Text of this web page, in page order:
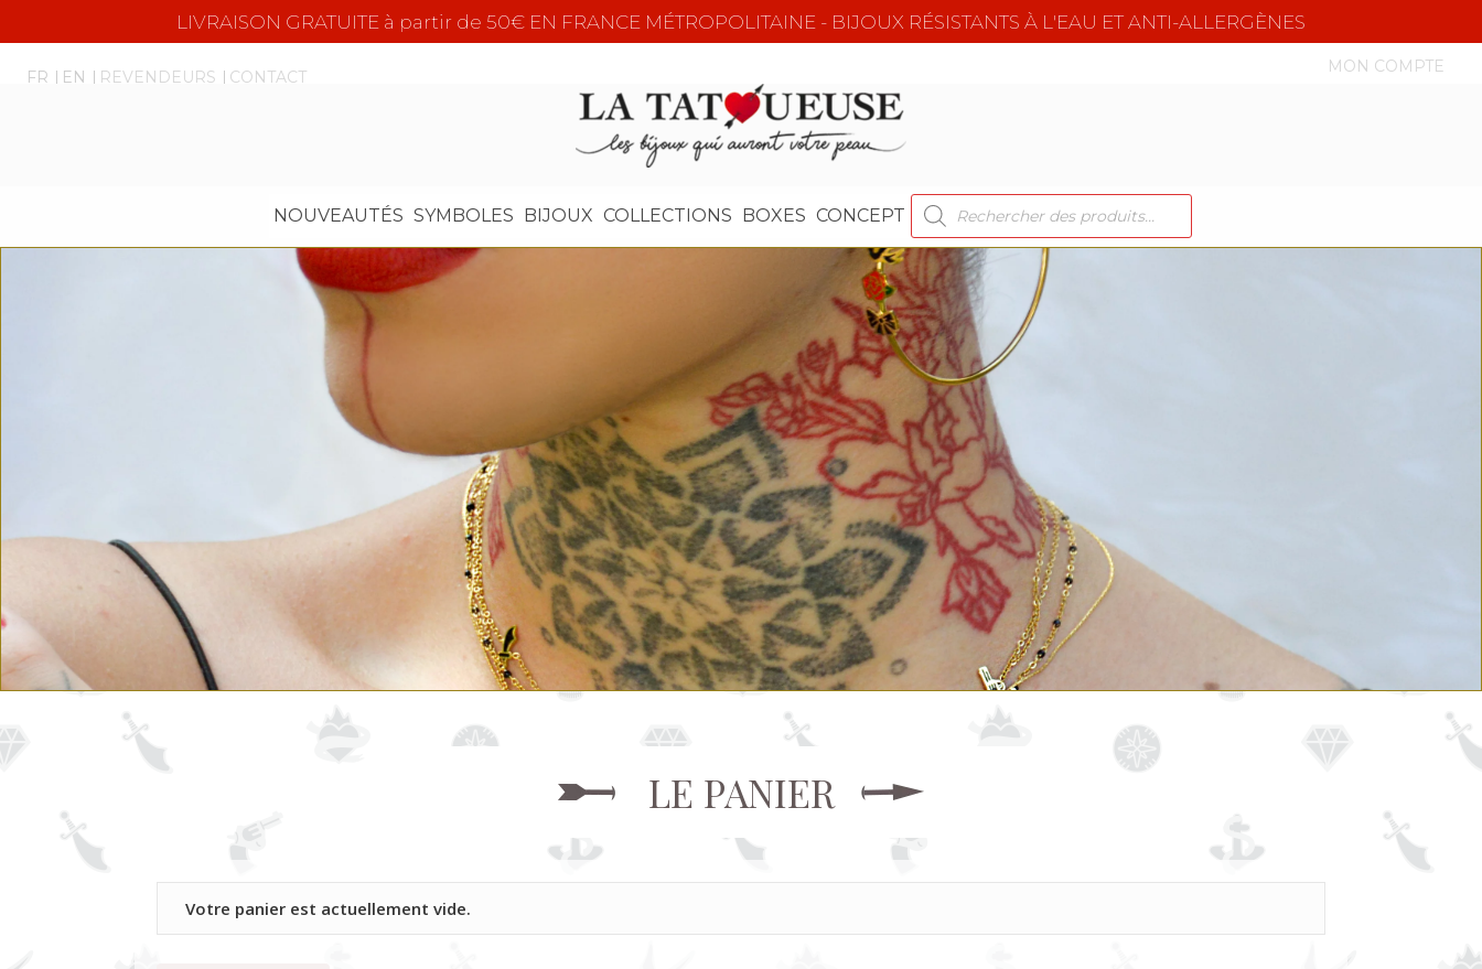
LIVRAISON GRATUITE à partir de 50€ EN FRANCE MÉTROPOLITAINE - BIJOUX RÉSISTANTS À L'EAU ET ANTI-ALLERGÈNES
FR EN REVENDEURS CONTACT
MON COMPTE
NOUVEAUTÉS SYMBOLES BIJOUX COLLECTIONS BOXES CONCEPT
RECHERCHE
DE
PRODUITS
LE PANIER
Votre panier est actuellement vide.